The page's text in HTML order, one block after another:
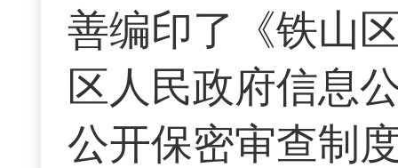
善编印了《铁山
区人民政府信息
公开保密审查制